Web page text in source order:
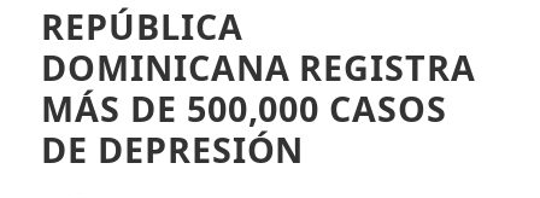
REPÚBLICA
DOMINICANA REGISTRA
MÁS DE 500,000 CASOS
DE DEPRESIÓN